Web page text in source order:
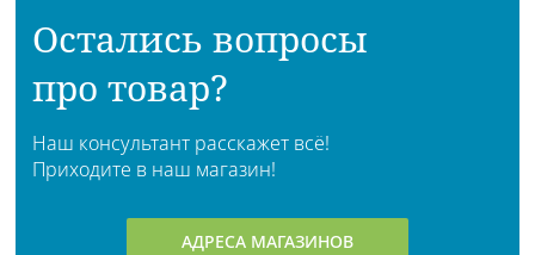
Остались вопросы
про товар?
Наш консультант расскажет всё!
Приходите в наш магазин!
АДРЕСА МАГАЗИНОВ